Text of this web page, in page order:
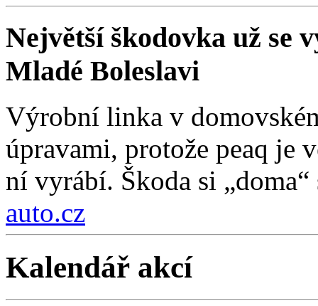
Největší škodovka už se
Mladé Boleslavi
Výrobní linka v
úpravami, protože peaq je
ní vyrábí. Škoda si
auto.cz
Kalendář akcí